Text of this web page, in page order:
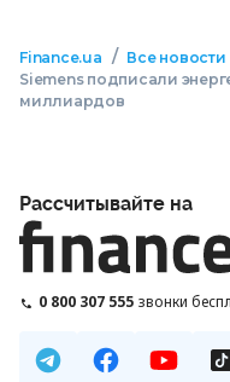
Finance.ua / Все новости
Siemens подписали
миллиардов
Рассчитывайте на
0 800 307 555 звонки